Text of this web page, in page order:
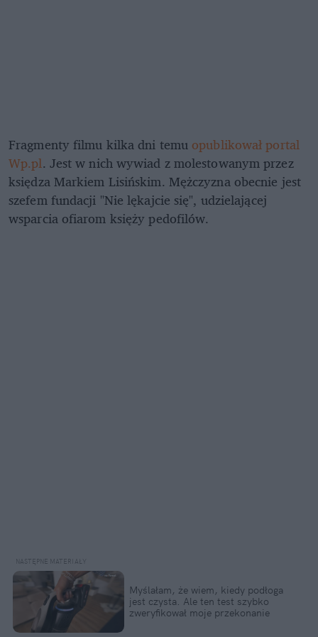
Fragmenty filmu kilka dni temu opublikował portal
Wp.pl. Jest w nich wywiad z molestowanym przez
księdza Markiem Lisińskim. Mężczyzna obecnie jest
szefem fundacji "Nie lękajcie się", udzielającej
wsparcia ofiarom księży pedofilów.
Myślałam, że wiem, kiedy podłoga
jest czysta. Ale ten test szybko
zweryfikował moje przekonanie